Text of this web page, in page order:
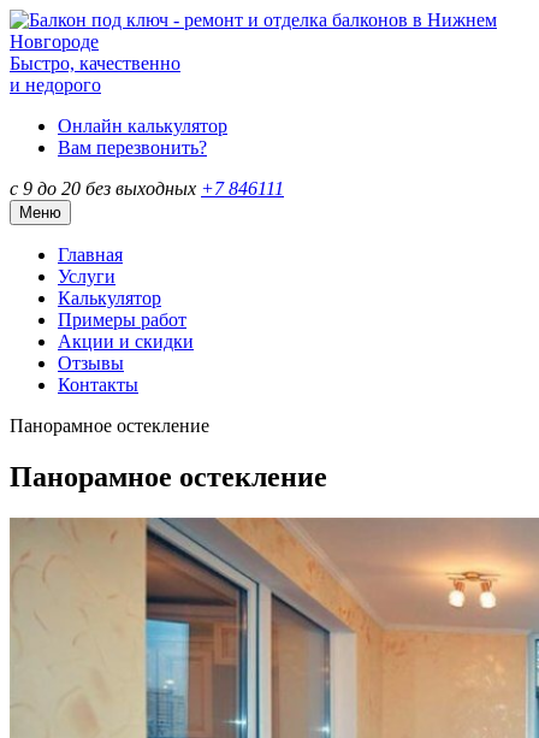
Быстро, качественно
и недорого
Онлайн калькулятор
Вам перезвонить?
с 9 до 20 без выходных +7 846111
Меню
Главная
Услуги
Калькулятор
Примеры работ
Акции и скидки
Отзывы
Контакты
Панорамное остекление
Панорамное остекление